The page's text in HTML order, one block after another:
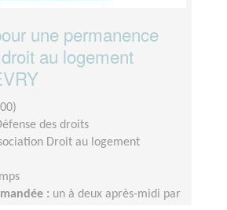
une permanence
au logement
des droits
Droit au logement
: un à deux après-midi par